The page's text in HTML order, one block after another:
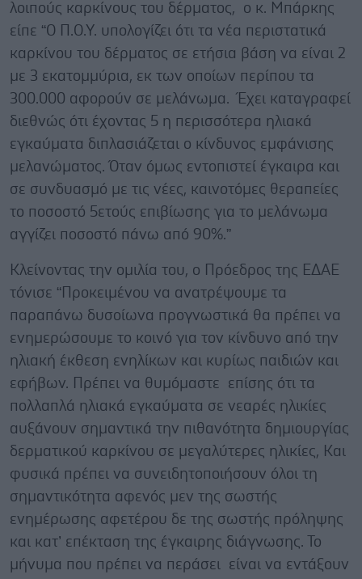
λοιπούς καρκίνους του δέρματος, ο κ. Μπάρκης
είπε “Ο Π.Ο.Υ. υπολογίζει ότι τα νέα περιστατικά
καρκίνου του δέρματος σε ετήσια βάση να είναι 2
με 3 εκατομμύρια, εκ των οποίων περίπου τα
300.000 αφορούν σε μελάνωμα. Έχει καταγραφεί
διεθνώς ότι έχοντας 5 η περισσότερα ηλιακά
εγκαύματα διπλασιάζεται ο κίνδυνος εμφάνισης
μελανώματος. Όταν όμως εντοπιστεί έγκαιρα και
σε συνδυασμό με τις νέες, καινοτόμες θεραπείες
το ποσοστό 5ετούς επιβίωσης για το μελάνωμα
αγγίζει ποσοστό πάνω από 90%.”
Κλείνοντας την ομιλία του, ο Πρόεδρος της ΕΔΑΕ
τόνισε “Προκειμένου να ανατρέψουμε τα
παραπάνω δυσοίωνα προγνωστικά θα πρέπει να
ενημερώσουμε το κοινό για τον κίνδυνο από την
ηλιακή έκθεση ενηλίκων και κυρίως παιδιών και
εφήβων. Πρέπει να θυμόμαστε επίσης ότι τα
πολλαπλά ηλιακά εγκαύματα σε νεαρές ηλικίες
αυξάνουν σημαντικά την πιθανότητα δημιουργίας
δερματικού καρκίνου σε μεγαλύτερες ηλικίες, Και
φυσικά πρέπει να συνειδητοποιήσουν όλοι τη
σημαντικότητα αφενός μεν της σωστής
ενημέρωσης αφετέρου δε της σωστής πρόληψης
και κατ’ επέκταση της έγκαιρης διάγνωσης. Το
μήνυμα που πρέπει να περάσει είναι να εντάξουν